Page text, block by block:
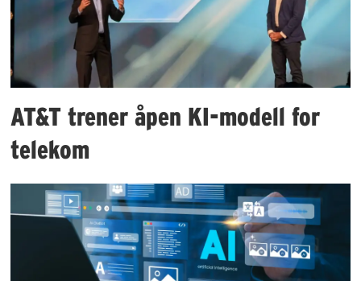
AT&T trener åpen KI-modell for
telekom